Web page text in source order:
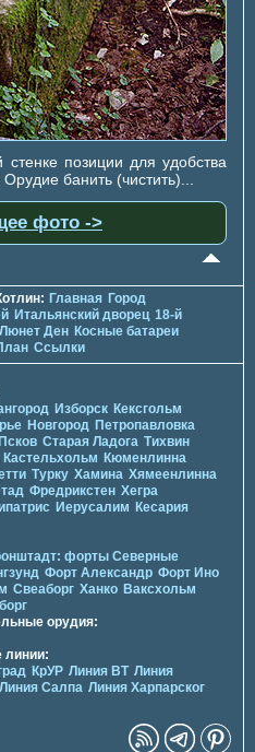
позиции для удобства
банить (чистить)...
фото ->
Главная Город
Итальянский дворец 18-й
Люнет Ден Косные батареи
Ссылки
Изборск Кексгольм
Новгород Петропавловка
Старая Ладога Тихвин
Кастельхольм Кюменлинна
Турку Хамина Хямеенлинна
Фредрикстен Хегра
Иерусалим Кесария
форты Северные
Форт Александр Форт Ино
Свеаборг Ханко Ваксхольм
орудия:
линии:
КрУР Линия ВТ Линия
Линия Салпа Линия Харпарског